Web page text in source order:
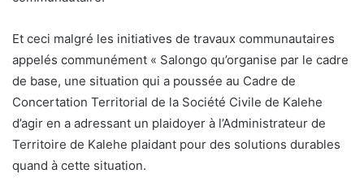
Et ceci malgré les initiatives de travaux communautaires
appelés communément « Salongo qu’organise par le cadre
de base, une situation qui a poussée au Cadre de
Concertation Territorial de la Société Civile de Kalehe
d’agir en a adressant un plaidoyer à l’Administrateur de
Territoire de Kalehe plaidant pour des solutions durables
quand à cette situation.